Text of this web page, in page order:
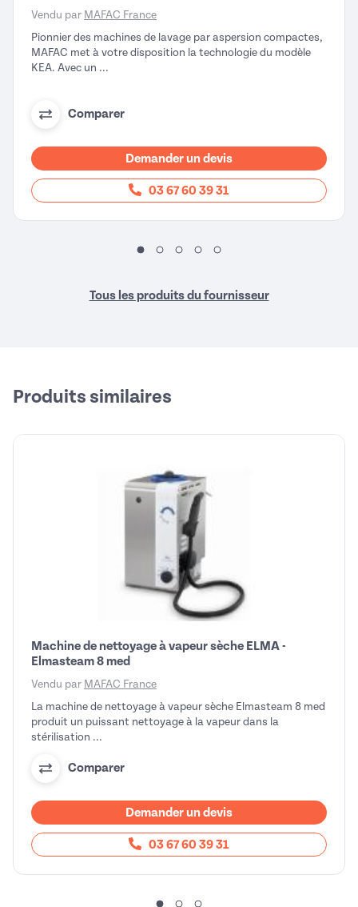
Vendu par MAFAC France
Pionnier des machines de lavage par aspersion compactes,
MAFAC met à votre disposition la technologie du modèle
KEA. Avec un ...
Comparer
Demander un devis
03 67 60 39 31
Tous les produits du fournisseur
Produits similaires
Machine de nettoyage à vapeur sèche ELMA -
Elmasteam 8 med
Vendu par MAFAC France
La machine de nettoyage à vapeur sèche Elmasteam 8 med
produit un puissant nettoyage à la vapeur dans la
stérilisation ...
Comparer
Demander un devis
03 67 60 39 31